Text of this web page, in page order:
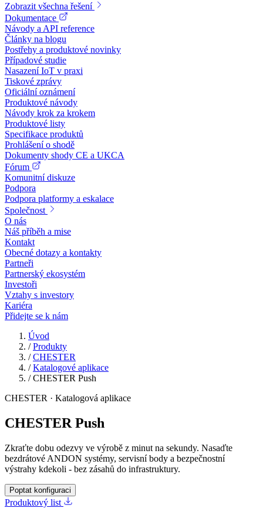
Zobrazit všechna řešení
Dokumentace
Návody a API reference
Články na blogu
Postřehy a produktové novinky
Případové studie
Nasazení IoT v praxi
Tiskové zprávy
Oficiální oznámení
Produktové návody
Návody krok za krokem
Produktové listy
Specifikace produktů
Prohlášení o shodě
Dokumenty shody CE a UKCA
Fórum
Komunitní diskuze
Podpora
Podpora platformy a eskalace
Společnost
O nás
Náš příběh a mise
Kontakt
Obecné dotazy a kontakty
Partneři
Partnerský ekosystém
Investoři
Vztahy s investory
Kariéra
Přidejte se k nám
Úvod
/ Produkty
/ CHESTER
/ Katalogové aplikace
/ CHESTER Push
CHESTER · Katalogová aplikace
CHESTER Push
Zkraťte dobu odezvy ve výrobě z minut na sekundy. Nasaďte
bezdrátové ANDON systémy, servisní body a bezpečnostní
výstrahy kdekoli - bez zásahů do infrastruktury.
Poptat konfiguraci
Produktový list